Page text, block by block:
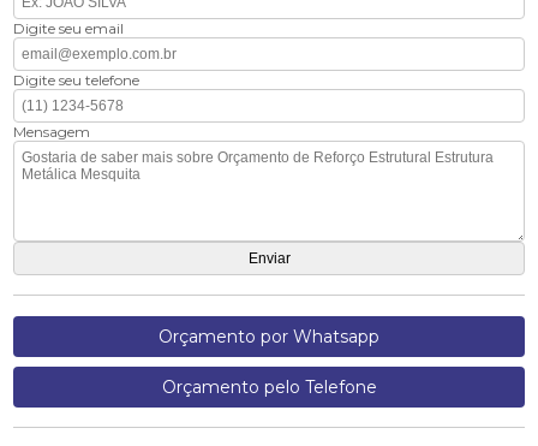
Digite seu email
Digite seu telefone
Mensagem
Orçamento por Whatsapp
Orçamento pelo Telefone